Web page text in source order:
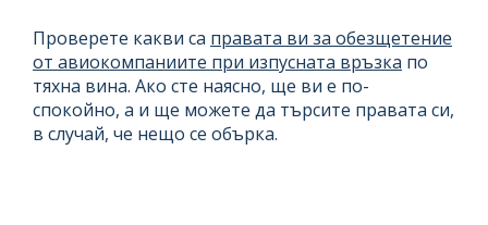
Проверете какви са правата ви за обезщетение
от авиокомпаниите при изпуснатa връзка по
тяхна вина. Ако сте наясно, ще ви е по-
спокойно, а и ще можете да търсите правата си,
в случай, че нещо се обърка.